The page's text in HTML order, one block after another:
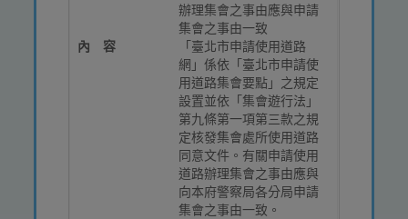
辦理集會之事由應與申請
集會之事由一致
內 容
「臺北市申請使用道路
網」係依「臺北市申請使
用道路集會要點」之規定
設置並依「集會遊行法」
第九條第一項第三款之規
定核發集會處所使用道路
同意文件。有關申請使用
道路辦理集會之事由應與
向本府警察局各分局申請
集會之事由一致。